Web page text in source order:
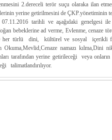
2.dereceli terör suçu olaraka ilan
yerine getirilmesini de ÇKP.yönetiminin
tarihli ve aşağıdaki genelgesi
bebeklerine ad verme, Evlenme, cenaze
her türlü dini, kültürel ve sosyal içerikli
namazı kılma,Dini
tarafından yerine getirileceği veya
talimatlandırılıyor.